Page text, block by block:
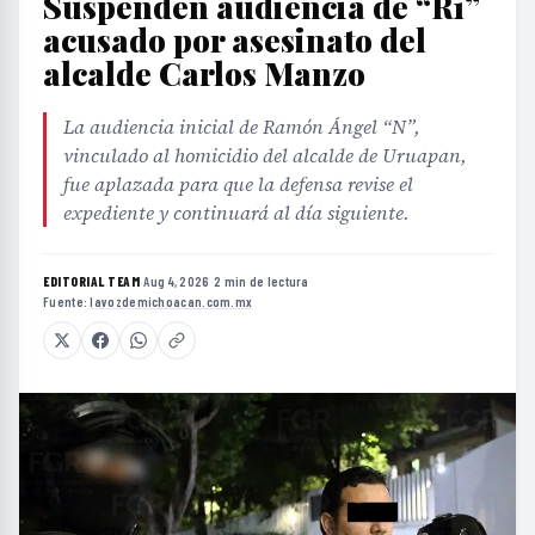
acusado por asesinato del
alcalde Carlos Manzo
La audiencia inicial de Ramón Ángel “N”,
vinculado al homicidio del alcalde de Uruapan,
fue aplazada para que la defensa revise el
expediente y continuará al día siguiente.
EDITORIAL TEAM·Aug 4, 2026 ·2 min de lectura ·
Fuente:lavozdemichoacan.com.mx